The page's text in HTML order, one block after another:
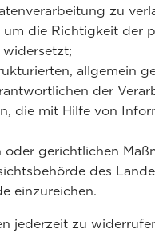
zu
die Richtigkeit der
allgemein
der
die mit Hilfe von
gerichtlichen
des
einzureichen.
jederzeit zu